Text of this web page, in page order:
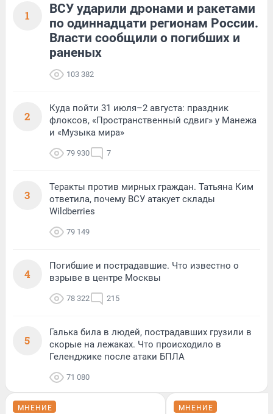
1
ВСУ ударили дронами и ракетами
по одиннадцати регионам России.
Власти сообщили о погибших и
раненых
103 382
2
Куда пойти 31 июля–2 августа: праздник
флоксов, «Пространственный сдвиг» у Манежа
и «Музыка мира»
79 930 7
3
Теракты против мирных граждан. Татьяна Ким
ответила, почему ВСУ атакует склады
Wildberries
79 149
4
Погибшие и пострадавшие. Что известно о
взрыве в центре Москвы
78 322 215
5
Галька била в людей, пострадавших грузили в
скорые на лежаках. Что происходило в
Геленджике после атаки БПЛА
71 080
МНЕНИЕ МНЕНИЕ